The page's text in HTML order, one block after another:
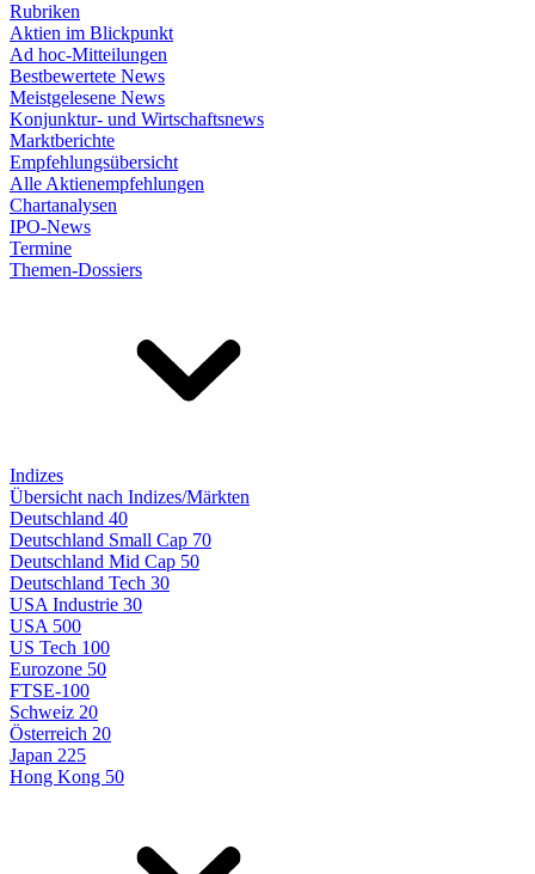
Rubriken
Aktien im Blickpunkt
Ad hoc-Mitteilungen
Bestbewertete News
Meistgelesene News
Konjunktur- und Wirtschaftsnews
Marktberichte
Empfehlungsübersicht
Alle Aktienempfehlungen
Chartanalysen
IPO-News
Termine
Themen-Dossiers
Indizes
Übersicht nach Indizes/Märkten
Deutschland 40
Deutschland Small Cap 70
Deutschland Mid Cap 50
Deutschland Tech 30
USA Industrie 30
USA 500
US Tech 100
Eurozone 50
FTSE-100
Schweiz 20
Österreich 20
Japan 225
Hong Kong 50